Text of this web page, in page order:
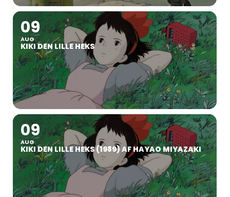
09
AUG
KIKI DEN LILLE HEKS
09
AUG
KIKI DEN LILLE HEKS (1989) AF HAYAO MIYAZAKI